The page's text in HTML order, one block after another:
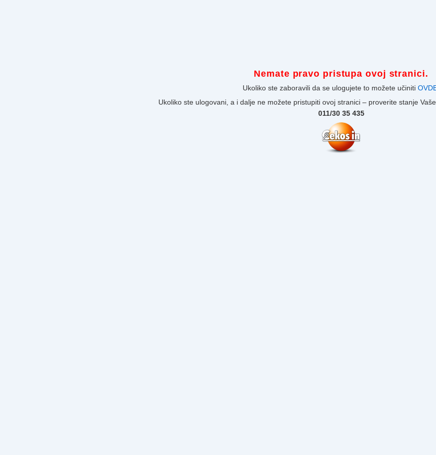
Nemate pravo pristupa ovoj stranici.
Ukoliko ste zaboravili da se ulogujete to možete učiniti
Ukoliko ste ulogovani, a i dalje ne možete pristupiti ovoj stranici – proverite stanje
011/30 35 435